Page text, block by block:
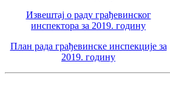
Извештај о раду грађевинског
инспектора за 2019. годину
План рада грађевинске инспекције за
2019. годину